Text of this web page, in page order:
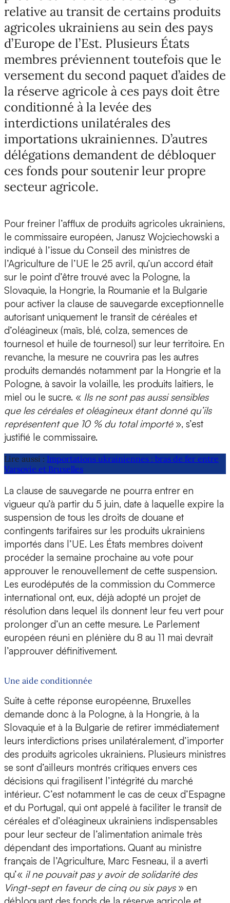
relative au transit de certains produits
agricoles ukrainiens au sein des pays
d’Europe de l’Est. Plusieurs États
membres préviennent toutefois que le
versement du second paquet d’aides de
la réserve agricole à ces pays doit être
conditionné à la levée des
interdictions unilatérales des
importations ukrainiennes. D’autres
délégations demandent de débloquer
ces fonds pour soutenir leur propre
secteur agricole.
Pour freiner l’afflux de produits agricoles ukrainiens,
le commissaire européen, Janusz Wojciechowski a
indiqué à l’issue du Conseil des ministres de
l’Agriculture de l’UE le 25 avril, qu’un accord était
sur le point d’être trouvé avec la Pologne, la
Slovaquie, la Hongrie, la Roumanie et la Bulgarie
pour activer la clause de sauvegarde exceptionnelle
autorisant uniquement le transit de céréales et
d’oléagineux (maïs, blé, colza, semences de
tournesol et huile de tournesol) sur leur territoire. En
revanche, la mesure ne couvrira pas les autres
produits demandés notamment par la Hongrie et la
Pologne, à savoir la volaille, les produits laitiers, le
miel ou le sucre. « Ils ne sont pas aussi sensibles
que les céréales et oléagineux étant donné qu’ils
représentent que 10 % du total importé», s’est
justifié le commissaire.
Lire aussi : Importations ukrainiennes : bras de fer entre
Varsovie et Bruxelles
La clause de sauvegarde ne pourra entrer en
vigueur qu’à partir du 5 juin, date à laquelle expire la
suspension de tous les droits de douane et
contingents tarifaires sur les produits ukrainiens
importés dans l’UE. Les États membres doivent
procéder la semaine prochaine au vote pour
approuver le renouvellement de cette suspension.
Les eurodéputés de la commission du Commerce
international ont, eux, déjà adopté un projet de
résolution dans lequel ils donnent leur feu vert pour
prolonger d’un an cette mesure. Le Parlement
européen réuni en plénière du 8 au 11 mai devrait
l’approuver définitivement.
Une aide conditionnée
Suite à cette réponse européenne, Bruxelles
demande donc à la Pologne, à la Hongrie, à la
Slovaquie et à la Bulgarie de retirer immédiatement
leurs interdictions prises unilatéralement, d’importer
des produits agricoles ukrainiens. Plusieurs ministres
se sont d’ailleurs montrés critiques envers ces
décisions qui fragilisent l’intégrité du marché
intérieur. C’est notamment le cas de ceux d’Espagne
et du Portugal, qui ont appelé à faciliter le transit de
céréales et d’oléagineux ukrainiens indispensables
pour leur secteur de l’alimentation animale très
dépendant des importations. Quant au ministre
français de l’Agriculture, Marc Fesneau, il a averti
qu’« il ne pouvait pas y avoir de solidarité des
Vingt-sept en faveur de cinq ou six pays » en